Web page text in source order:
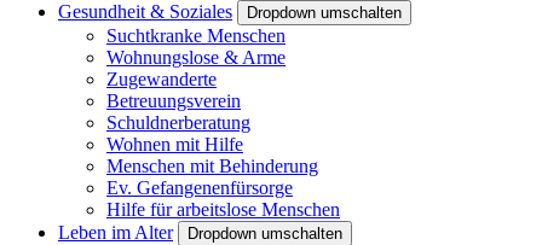
Gesundheit & Soziales
Dropdown umschalten
Suchtkranke Menschen
Wohnungslose & Arme
Zugewanderte
Betreuungsverein
Schuldnerberatung
Wohnen mit Hilfe
Menschen mit Behinderung
Ev. Gefangenenfürsorge
Hilfe für arbeitslose Menschen
Leben im Alter
Dropdown umschalten